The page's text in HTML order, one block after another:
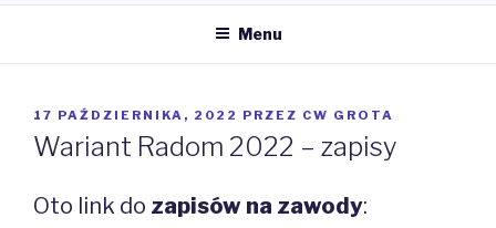
Menu
OPUBLIKOWANE
W
17 PAŹDZIERNIKA, 2022 PRZEZ CW GROTA
Wariant Radom 2022 – zapisy
Oto link do zapisów na zawody: